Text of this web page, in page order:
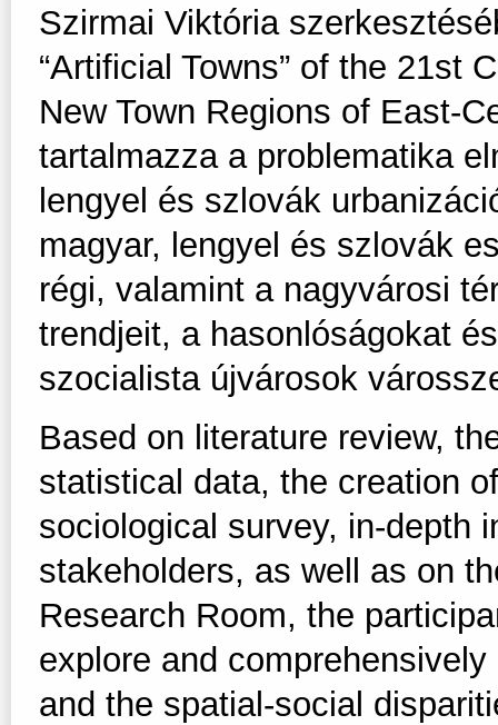
Szirmai Viktória
“Artificial Towns” of the 21st
New Town Regions of East-
tartalmazza a problematika
lengyel és szlovák
magyar, lengyel és szlovák
régi, valamint a nagyvárosi
trendjeit, a hasonlóságokat
szocialista újvárosok
Based on literature review,
statistical data, the creation
sociological survey, in-depth
stakeholders, as well as on
Research Room, the
explore and
and the spatial-social